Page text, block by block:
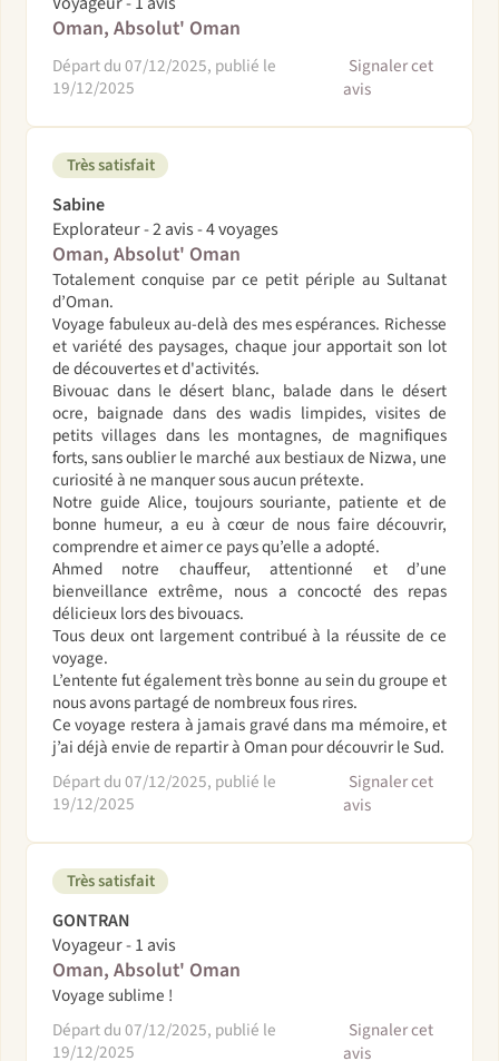
Oman, Absolut' Oman
Départ du 07/12/2025, publié le
19/12/2025
Signaler cet
avis
Très satisfait
Sabine
Explorateur - 2 avis - 4 voyages
Oman, Absolut' Oman
Totalement conquise par ce petit périple au Sultanat
d’Oman.
Voyage fabuleux au-delà des mes espérances. Richesse
et variété des paysages, chaque jour apportait son lot
de découvertes et d'activités.
Bivouac dans le désert blanc, balade dans le désert
ocre, baignade dans des wadis limpides, visites de
petits villages dans les montagnes, de magnifiques
forts, sans oublier le marché aux bestiaux de Nizwa, une
curiosité à ne manquer sous aucun prétexte.
Notre guide Alice, toujours souriante, patiente et de
bonne humeur, a eu à cœur de nous faire découvrir,
comprendre et aimer ce pays qu’elle a adopté.
Ahmed notre chauffeur, attentionné et d’une
bienveillance extrême, nous a concocté des repas
délicieux lors des bivouacs.
Tous deux ont largement contribué à la réussite de ce
voyage.
L’entente fut également très bonne au sein du groupe et
nous avons partagé de nombreux fous rires.
Ce voyage restera à jamais gravé dans ma mémoire, et
j’ai déjà envie de repartir à Oman pour découvrir le Sud.
Départ du 07/12/2025, publié le
19/12/2025
Signaler cet
avis
Très satisfait
GONTRAN
Voyageur - 1 avis
Oman, Absolut' Oman
Voyage sublime !
Départ du 07/12/2025, publié le
19/12/2025
Signaler cet
avis